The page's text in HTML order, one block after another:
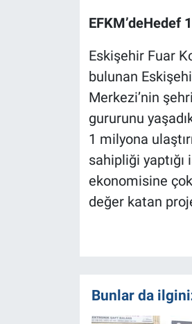
EFKM’deHedef
Eskişehir Fuar
bulunan
Merkezi’nin
gururunu
1 milyona
sahipliği
ekonomisine
değer katan
Bunlar da